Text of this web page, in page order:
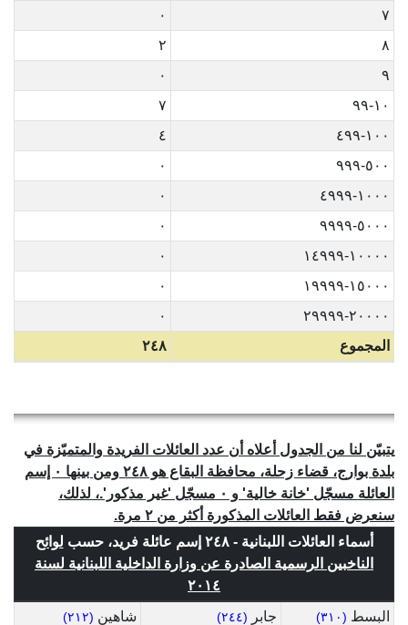
٧
٠
٨
٢
٩
٠
١٠-٩٩
٧
١٠٠-٤٩٩
٤
٥٠٠-٩٩٩
٠
١٠٠٠-٤٩٩٩
٠
٥٠٠٠-٩٩٩٩
٠
١٠٠٠٠-١٤٩٩٩
٠
١٥٠٠٠-١٩٩٩٩
٠
٢٠٠٠٠-٢٩٩٩٩
٠
المجموع
٢٤٨
يتبيّن لنا من الجدول أعلاه أن عدد العائلات الفريدة والمتميّزة في
بلدة بوارج، قضاء زحلة، محافظة البقاع هو ٢٤٨ ومن بينها ٠ إسم
العائلة مسجّل 'خانة خالية' و ٠ مسجّل 'غير مذكور'.، لذلك،
سنعرض فقط العائلات المذكورة أكثر من ٢ مرة.
أسماء العائلات اللبنانية - ٢٤٨ إسم عائلة فريد، حسب
لوائح
الناخبين الرسمية الصادرة عن وزارة الداخلية اللبنانية لسنة
٢٠١٤
البسط (٣١٠) جابر (٢٤٤) شاهين (٢١٢)